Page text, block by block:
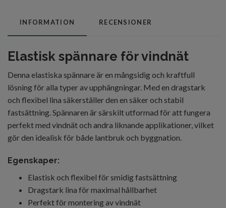
INFORMATION RECENSIONER
Elastisk spännare för vindnät
Denna elastiska spännare är en mångsidig och kraftfull
lösning för alla typer av upphängningar. Med en dragstark
och flexibel lina säkerställer den en säker och stabil
fastsättning. Spännaren är särskilt utformad för att fungera
perfekt med vindnät och andra liknande applikationer, vilket
gör den idealisk för både lantbruk och byggnation.
Egenskaper:
Elastisk och flexibel för smidig fastsättning
Dragstark lina för maximal hållbarhet
Perfekt för montering av vindnät